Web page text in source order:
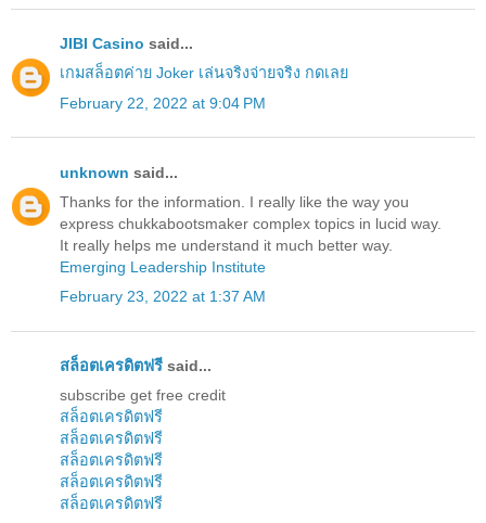
JIBI Casino said...
เกมสล็อตค่าย Joker เล่นจริงจ่ายจริง กดเลย
February 22, 2022 at 9:04 PM
unknown said...
Thanks for the information. I really like the way you
express chukkabootsmaker complex topics in lucid way.
It really helps me understand it much better way.
Emerging Leadership Institute
February 23, 2022 at 1:37 AM
สล็อตเครดิตฟรี said...
subscribe get free credit
สล็อตเครดิตฟรี
สล็อตเครดิตฟรี
สล็อตเครดิตฟรี
สล็อตเครดิตฟรี
สล็อตเครดิตฟรี